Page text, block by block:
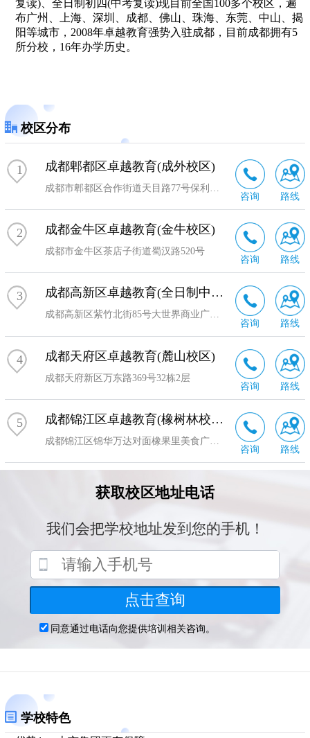
复读)、全日制初四(中考复读)现目前全国100多个校区，遍
布广州、上海、深圳、成都、佛山、珠海、东莞、中山、揭
阳等城市，2008年卓越教育强势入驻成都，目前成都拥有5
所分校，16年办学历史。
校区分布
1 成都郫都区卓越教育(成外校区)
咨询
路线
2 成都金牛区卓越教育(金牛校区)
成都市金牛区茶店子街道蜀汉路520号
咨询
路线
3 成都高新区卓越教育(全日制中心校区)
成都高新区紫竹北街85号大世界商业广场3楼
咨询
路线
4 成都天府区卓越教育(麓山校区)
成都天府新区万东路369号32栋2层
咨询
路线
5 成都锦江区卓越教育(橡树林校区)
成都锦江区锦华万达对面橡果里美食广场2楼
咨询
路线
学校特色